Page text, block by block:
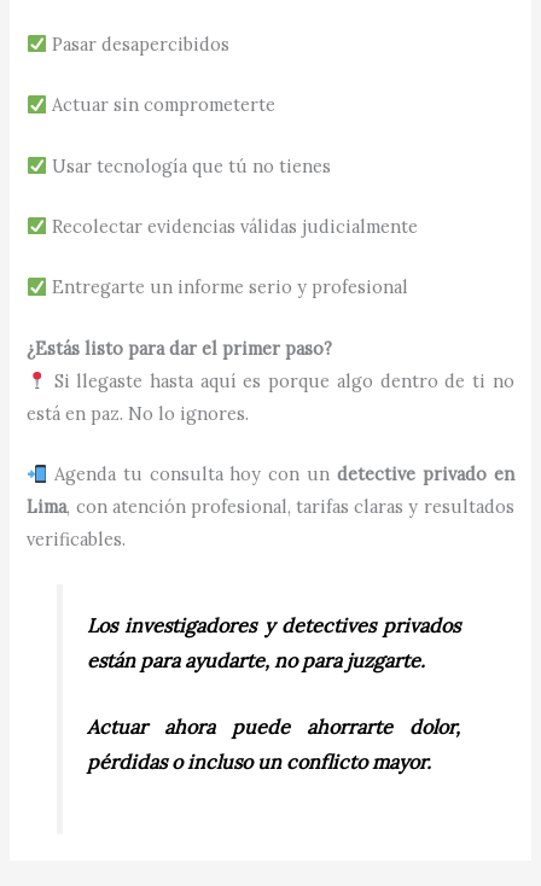
Pasar desapercibidos
Actuar sin comprometerte
Usar tecnología que tú no tienes
Recolectar evidencias válidas judicialmente
Entregarte un informe serio y profesional
¿Estás listo para dar el primer paso?
Si llegaste hasta aquí es porque algo dentro de ti no
está en paz. No lo ignores.
Agenda tu consulta hoy con un detective privado en
Lima, con atención profesional, tarifas claras y resultados
verificables.
Los investigadores y detectives privados
están para ayudarte, no para juzgarte.
Actuar ahora puede ahorrarte dolor,
pérdidas o incluso un conflicto mayor.